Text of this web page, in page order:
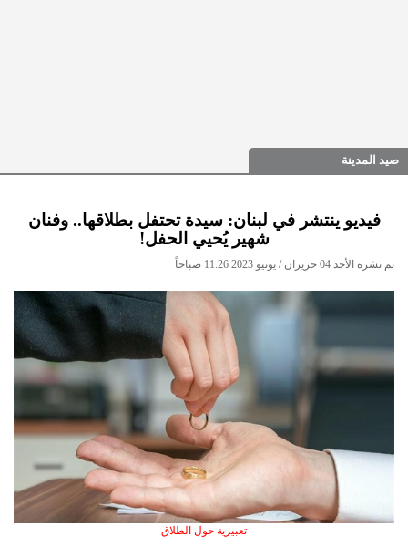
صيد المدينة
فيديو ينتشر في لبنان: سيدة تحتفل بطلاقها.. وفنان
شهير يُحيي الحفل!
تم نشره الأحد 04 حزيران / يونيو 2023 11:26 صباحاً
تعبيرية حول الطلاق